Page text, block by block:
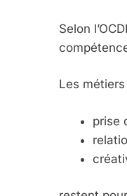
Selon
Les
prise